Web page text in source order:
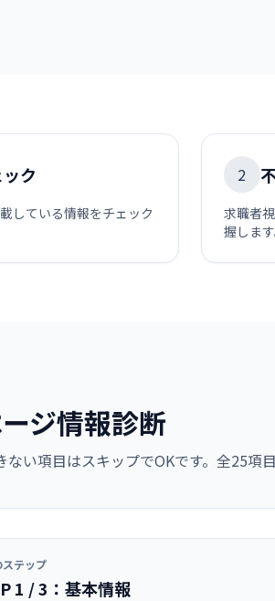
ク
している情報をチェック
2
求職者
握します
ジ情報診断
ない項目はスキップでOKです。全25項
テップ
1 / 3：基本情報